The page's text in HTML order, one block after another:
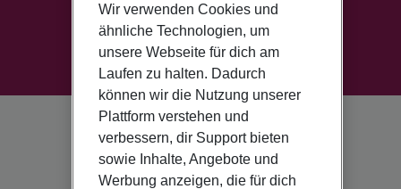
Wir verwenden Cookies und
ähnliche Technologien, um
unsere Webseite für dich am
Laufen zu halten. Dadurch
können wir die Nutzung unserer
Plattform verstehen und
verbessern, dir Support bieten
sowie Inhalte, Angebote und
Werbung anzeigen, die für dich